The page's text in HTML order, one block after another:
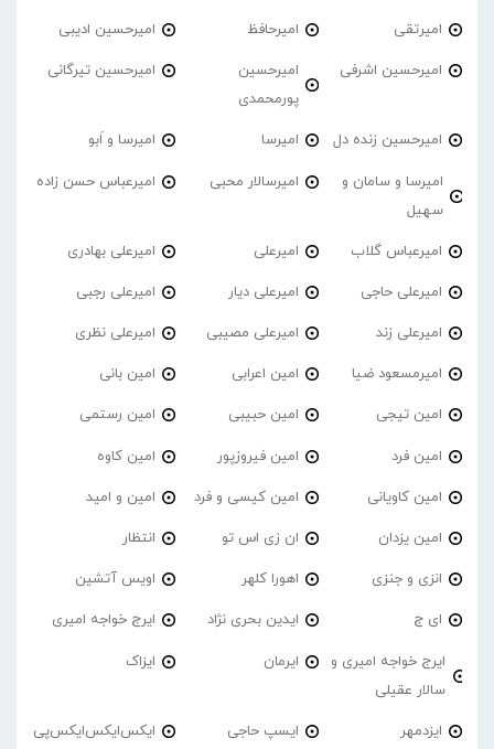
امیرتقی امیرحافظ امیرحسین ادیبی
امیرحسین اشرفی
امیرحسین
پورمحمدی
امیرحسین تیرگانی
امیرحسین زنده دل امیرسا امیرسا و اَبو
امیرسا و سامان و
سهیل
امیرسالار محبی امیرعباس حسن زاده
امیرعباس گلاب امیرعلی امیرعلی بهادری
امیرعلی حاجی امیرعلی دیار امیرعلی رجبی
امیرعلی زند امیرعلی مصیبی امیرعلی نظری
امیرمسعود ضیا امین اعرابی امین بانی
امین تیجی امین حبیبی امین رستمی
امین فرد امین فیروزپور امین کاوه
امین کاویانی امین کیسی و فرد امین و امید
امین یزدان ان زی اس تو انتظار
انزی و جنزی اهورا کلهر اویس آتشین
ای ج ایدین بحری نژاد ایرج خواجه امیری
ایرج خواجه امیری و
سالار عقیلی
ایرمان ایزاک
ایزدمهر ایسپ حاجی ایکس‌ایکس‌ایکس‌پی